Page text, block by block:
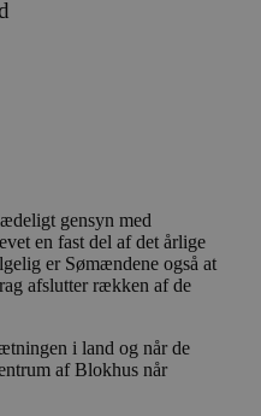
gensyn med
en fast del af det årlige
er Sømændene også at
afslutter rækken af de
i land og når de
af Blokhus når